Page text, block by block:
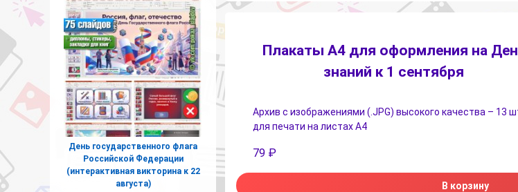
Плакаты A4 для оформления на
знаний к 1 сентября
Архив с изображениями (.JPG) высокого качества – 13
для печати на листах А4
79 ₽
В корзину
День государственного флага
Российской Федерации
(интерактивная викторина к 22
августа)